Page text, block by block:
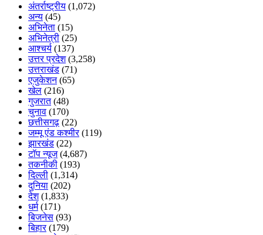
अंतर्राष्ट्रीय (1,072)
अन्य (45)
अभिनेता (15)
अभिनेत्री (25)
आश्चर्य (137)
उत्तर प्रदेश(3,258)
उत्तराखंड (71)
एजुकेशन(65)
खेल (216)
गुजरात(48)
चुनाव (170)
छत्तीसगढ़ (22)
जम्मू एंड कश्मीर(119)
झारखंड (22)
टॉप न्यूज(4,687)
तकनीकी (193)
दिल्ली (1,314)
दुनिया (202)
देश(1,833)
धर्म(171)
बिजनेस (93)
बिहार(179)